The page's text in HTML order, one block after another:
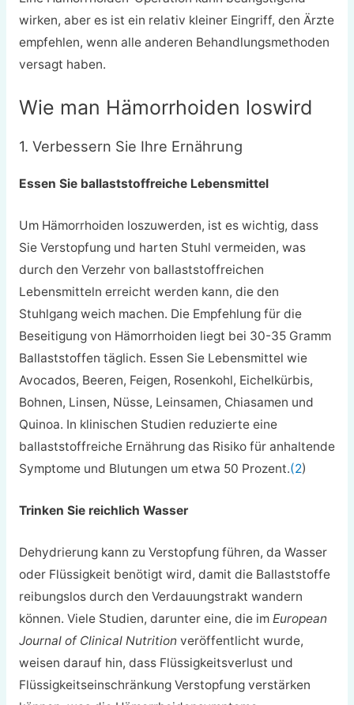
wirken, aber es ist ein relativ kleiner Eingriff, den Ärzte
empfehlen, wenn alle anderen Behandlungsmethoden
versagt haben.
Wie man Hämorrhoiden loswird
1. Verbessern Sie Ihre Ernährung
Essen Sie ballaststoffreiche Lebensmittel
Um Hämorrhoiden loszuwerden, ist es wichtig, dass
Sie Verstopfung und harten Stuhl vermeiden, was
durch den Verzehr von ballaststoffreichen
Lebensmitteln erreicht werden kann, die den
Stuhlgang weich machen. Die Empfehlung für die
Beseitigung von Hämorrhoiden liegt bei 30-35 Gramm
Ballaststoffen täglich. Essen Sie Lebensmittel wie
Avocados, Beeren, Feigen, Rosenkohl, Eichelkürbis,
Bohnen, Linsen, Nüsse, Leinsamen, Chiasamen und
Quinoa. In klinischen Studien reduzierte eine
ballaststoffreiche Ernährung das Risiko für anhaltende
Symptome und Blutungen um etwa 50 Prozent.(2)
Trinken Sie reichlich Wasser
Dehydrierung kann zu Verstopfung führen, da Wasser
oder Flüssigkeit benötigt wird, damit die Ballaststoffe
reibungslos durch den Verdauungstrakt wandern
können. Viele Studien, darunter eine, die im European
Journal of Clinical Nutrition veröffentlicht wurde,
weisen darauf hin, dass Flüssigkeitsverlust und
Flüssigkeitseinschränkung Verstopfung verstärken